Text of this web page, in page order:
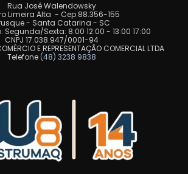
Rua José Walendowsky
Limeira Alta - Cep 88.356-155
- Santa Catarina - SC
Segunda/Sexta: 8:00 12:00 - 13:00 17:00
CNPJ 17.038.947/0001-94
E REPRESENTAÇÃO COMERCIAL LTDA
Telefone (48) 3238 9838